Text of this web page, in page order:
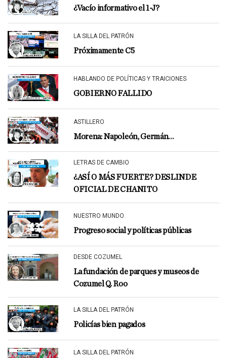
¿Vacío informativo el 1-J?
LA SILLA DEL PATRÓN
Próximamente C5
HABLANDO DE POLÍTICAS Y TRAICIONES
GOBIERNO FALLIDO
ASTILLERO
Morena: Napoleón, Germán…
LETRAS DE CAMBIO
¿ASÍ O MÁS FUERTE? DESLINDE
OFICIAL DE CHANITO
NUESTRO MUNDO
Progreso social y políticas públicas
DESDE COZUMEL
La fundación de parques y museos de
Cozumel Q. Roo
LA SILLA DEL PATRÓN
Policías bien pagados
LA SILLA DEL PATRÓN